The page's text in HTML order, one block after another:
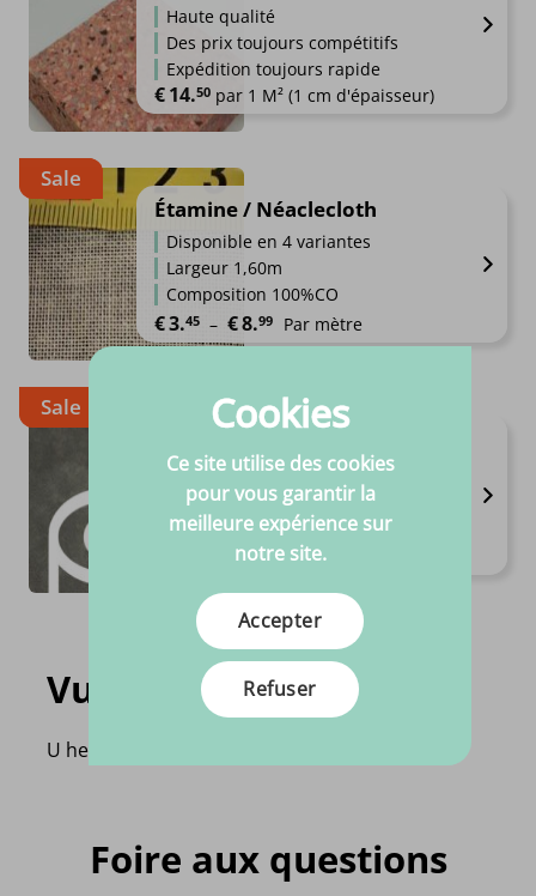
Haute qualité
Des prix toujours compétitifs
Expédition toujours rapide
€14.50 par 1 M² (1 cm d'épaisseur)
Sale
Étamine / Néaclecloth
Disponible en 4 variantes
Largeur 1,60m
Composition 100%CO
€3.45 – €8.99 Plage de prix : €3.45 à €8.99
Par mètre
Sale
Major Skai - Par mètre
Disponible en 16 variantes
Largeur 1.38m
Haute qualité
Le prix initial était : €34.95.
€22.95Le prix actuel est : €22.95.
Par mètre
Vu récemment
U heeft nog geen product bekeken!
Foire aux questions
Cookies
Ce site utilise des cookies
pour vous garantir la
meilleure expérience sur
notre site.
Accepter
Refuser